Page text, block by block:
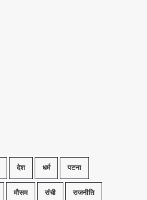
देश धर्म पटना
मौसम रांची राजनीति